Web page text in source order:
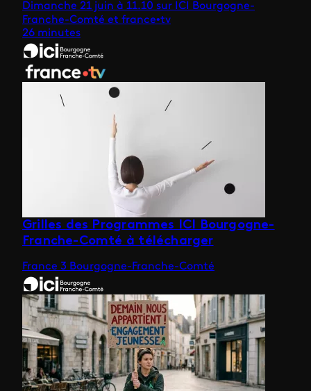
Dimanche 21 juin à 11.10 sur ICI Bourgogne-
Franche-Comté et france•tv
26 minutes
Grilles des Programmes ICI Bourgogne-
Franche-Comté à télécharger
France 3 Bourgogne-Franche-Comté